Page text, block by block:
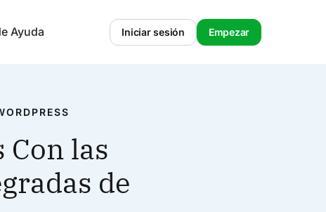
Ayuda Iniciar sesión Empezar
Con las
de